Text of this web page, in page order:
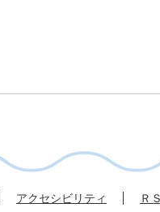
アクセシビリティ Ｒ